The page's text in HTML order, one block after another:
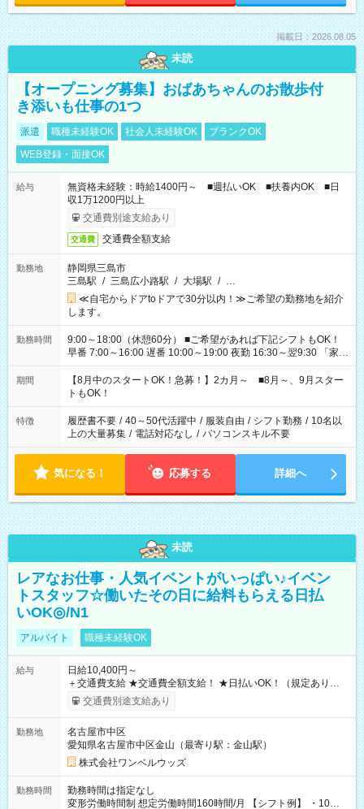
掲載日：2026.08.05
未読
【オープニング募集】おばあちゃんのお散歩付
き添いも仕事の1つ
派遣 職種未経験OK 社会人未経験OK
ブランクOK
WEB登録・面接OK
給与
無資格未経験：時給1400円～ ■週払いOK ■扶養内OK ■日
収1万1200円以上
交通費別途支給あり
交通費 交通費全額支給
勤務地
静岡県三島市
三島駅 / 三島広小路駅 / 大場駅 / …
≪自宅からドアtoドアで30分以内！≫ご希望の勤務地を紹介
します。
勤務時間
9:00～18:00（休憩60分） ■ご希望があれば下記シフトもOK！
早番 7:00～16:00 遅番 10:00～19:00 夜勤 16:30～翌9:30 「家族
と休みを合わせたい」 「余裕を持って夕飯の準備がしたい」
「できれば残業はしたくない」 など、ご希望を教えてください
ね。 ※Wワーク希望の方へ 今ご覧のお仕事で希望する勤務時間
と、もう1つのお仕事の勤務時間。 合計で週40時間を超える場
合は応募できません。
期間
【8月中のスタートOK！急募！】2カ月～ ■8月～、9月スター
トもOK！
特徴 履歴書不要 / 40～50代活躍中 / 服装自由 / シフト勤務 / 10名以
上の大量募集 / 電話対応なし / パソコンスキル不要
気になる！ 応募する 詳細へ
未読
レアなお仕事・人気イベントがいっぱい♪イベン
トスタッフ☆働いたその日に給料もらえる日払
いOK◎/N1
アルバイト 職種未経験OK
給与
日給10,400円～
＋交通費支給 ★交通費全額支給！ ★日払いOK！（規定あり） ┗
働いたその日に現金GET♪ お仕事後はコンビニATMから 日払
交通費別途支給あり
勤務地
名古屋市中区
愛知県名古屋市中区金山（最寄り駅：金山駅）
株式会社ワンベルウッズ
勤務時間
勤務時間は指定なし
変形労働時間制 想定労働時間160時間/月 【シフト例】 ・10：